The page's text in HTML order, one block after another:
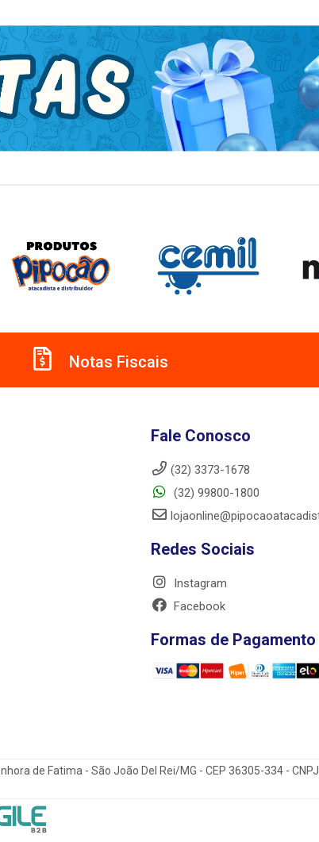
Notas Fiscais
Fale Conosco
(32) 3373-1678
(32) 99800-1800
Redes Sociais
Instagram
Facebook
Formas de Pagamento
de Fatima - São João Del Rei/MG - CEP 36305-334 -